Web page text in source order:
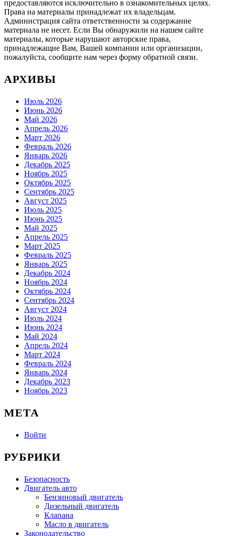
предоставляются исключительно в ознакомительных целях.
Права на материалы принадлежат их владельцам.
Администрация сайта ответственности за содержание
материала не несет. Если Вы обнаружили на нашем сайте
материалы, которые нарушают авторские права,
принадлежащие Вам, Вашей компании или организации,
пожалуйста, сообщите нам через форму обратной связи.
АРХИВЫ
Июль 2026
Июнь 2026
Май 2026
Апрель 2026
Март 2026
Февраль 2026
Январь 2026
Декабрь 2025
Ноябрь 2025
Октябрь 2025
Сентябрь 2025
Август 2025
Июль 2025
Июнь 2025
Май 2025
Апрель 2025
Март 2025
Февраль 2025
Январь 2025
Декабрь 2024
Ноябрь 2024
Октябрь 2024
Сентябрь 2024
Август 2024
Июль 2024
Июнь 2024
Май 2024
Апрель 2024
Март 2024
Февраль 2024
Январь 2024
Декабрь 2023
Ноябрь 2023
МЕТА
Войти
РУБРИКИ
Безопасность
Двигатель авто
Бензиновый двигатель
Дизельный двигатель
Клапана
Масло в двигатель
Законодательство